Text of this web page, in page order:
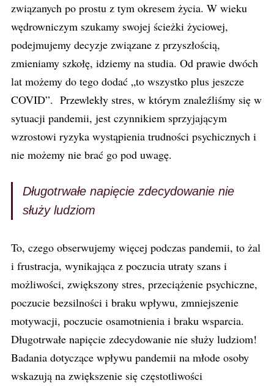
związanych po prostu z tym okresem życia. W wieku
wędrowniczym szukamy swojej ścieżki życiowej,
podejmujemy decyzje związane z przyszłością,
zmieniamy szkołę, idziemy na studia. Od prawie dwóch
lat możemy do tego dodać „to wszystko plus jeszcze
COVID”. Przewlekły stres, w którym znaleźliśmy się w
sytuacji pandemii, jest czynnikiem sprzyjającym
wzrostowi ryzyka wystąpienia trudności psychicznych i
nie możemy nie brać go pod uwagę.
Długotrwałe napięcie zdecydowanie nie
służy ludziom
To, czego obserwujemy więcej podczas pandemii, to żal
i frustracja, wynikająca z poczucia utraty szans i
możliwości, zwiększony stres, przeciążenie psychiczne,
poczucie bezsilności i braku wpływu, zmniejszenie
motywacji, poczucie osamotnienia i braku wsparcia.
Długotrwałe napięcie zdecydowanie nie służy ludziom!
Badania dotyczące wpływu pandemii na młode osoby
wskazują na zwiększenie się częstotliwości